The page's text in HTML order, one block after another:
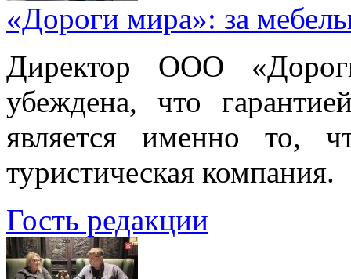
«Дороги мира»: за
Директор ООО
убеждена, что
является именно то,
туристическая компания.
Гость редакции